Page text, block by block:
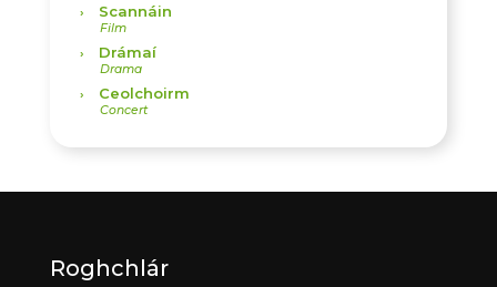
Scannáin
Drámaí
Ceolchoirm
Roghchlár